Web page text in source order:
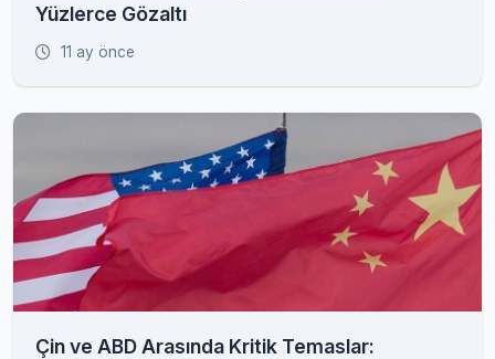
Yüzlerce Gözaltı
11 ay önce
Çin ve ABD Arasında Kritik Temaslar: